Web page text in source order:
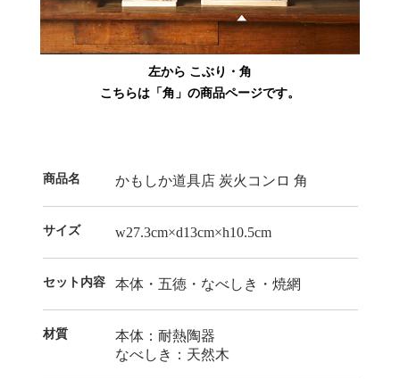
左から こぶり・角
こちらは「角」の商品ページです。
商品名 かもしか道具店 炭火コンロ 角
サイズ w27.3cm×d13cm×h10.5cm
セット内容 本体・五徳・なべしき・焼網
材質
本体：耐熱陶器
なべしき：天然木